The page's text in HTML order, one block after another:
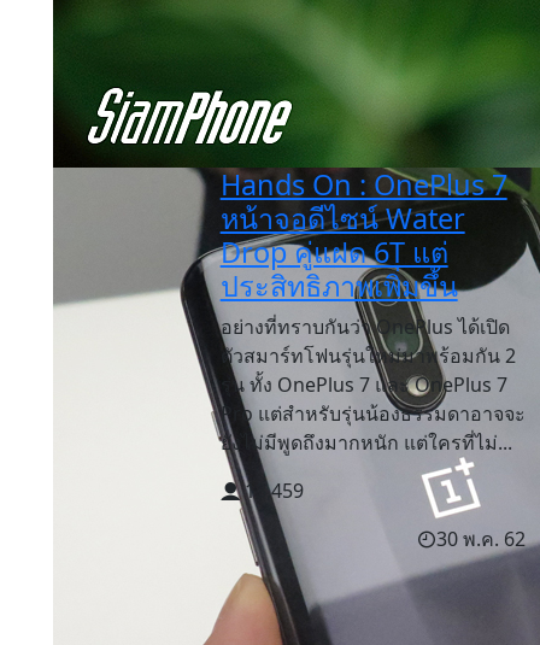
Hands On : OnePlus 7
หน้าจอดีไซน์ Water
Drop คู่แฝด 6T แต่
ประสิทธิภาพเพิ่มขึ้น
อย่างที่ทราบกันว่า OnePlus ได้เปิด
ตัวสมาร์ทโฟนรุ่นใหม่มาพร้อมกัน 2
รุ่น ทั้ง OnePlus 7 และ OnePlus 7
Pro แต่สำหรับรุ่นน้องธรรมดาอาจจะ
ยังไม่มีพูดถึงมากหนัก แต่ใครที่ไม่...
13,459
30 พ.ค. 62